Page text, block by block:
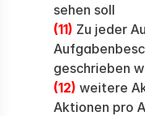
sehen soll
(11) Zu jeder
geschrieben
(12) weitere
Aktionen pro